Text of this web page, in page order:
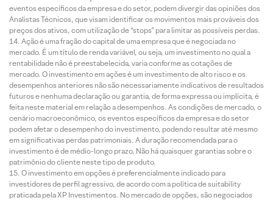
eventos específicos da empresa e do setor, podem divergir das opiniões dos
Analistas Técnicos, que visam identificar os movimentos mais prováveis dos
preços dos ativos, com utilização de “stops” para limitar as possíveis perdas.
Ação é uma fração do capital de uma empresa que é negociada no
mercado. É um título de renda variável, ou seja, um investimento no qual a
rentabilidade não é preestabelecida, varia conforme as cotações de
mercado. O investimento em ações é um investimento de alto risco e os
desempenhos anteriores não são necessariamente indicativos de resultados
futuros e nenhuma declaração ou garantia, de forma expressa ou implícita, é
feita neste material em relação a desempenhos. As condições de mercado, o
cenário macroeconômico, os eventos específicos da empresa e do setor
podem afetar o desempenho do investimento, podendo resultar até mesmo
em significativas perdas patrimoniais. A duração recomendada para o
investimento é de médio-longo prazo. Não há quaisquer garantias sobre o
patrimônio do cliente neste tipo de produto.
O investimento em opções é preferencialmente indicado para
investidores de perfil agressivo, de acordo com a política de suitability
praticada pela XP Investimentos. No mercado de opções, são negociados